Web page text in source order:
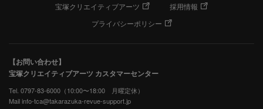
宝塚クリエイティブアーツ
採用情報
プライバシーポリシー
【お問い合わせ】
宝塚クリエイティブアーツ カスタマーセンター
Tel. 0797-83-6000（10:00〜18:00 月曜定休）
Mail info-tca@takarazuka-revue-support.jp